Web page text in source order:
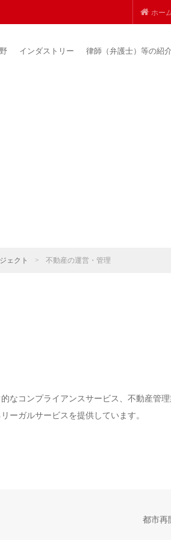
ホー
インダストリー 律師（弁護士）等の紹介
ェクト > 不動産の運営・管理
なコンプライアンスサービス、不動産管
ーガルサービスを提供しています。
都市再